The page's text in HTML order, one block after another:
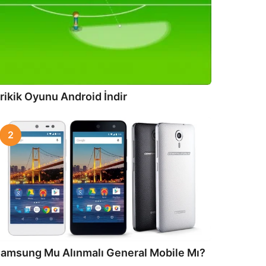
Oyunu Android İndir
2
Mu Alınmalı General Mobile Mı?